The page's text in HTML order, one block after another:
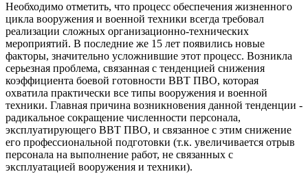
Необходимо отметить, что процесс обеспечения жизненного
цикла вооружения и военной техники всегда требовал
реализации сложных организационно-технических
мероприятий. В последние же 15 лет появились новые
факторы, значительно усложнившие этот процесс. Возникла
серьезная проблема, связанная с тенденцией снижения
коэффициента боевой готовности ВВТ ПВО, которая
охватила практически все типы вооружения и военной
техники. Главная причина возникновения данной тенденции -
радикальное сокращение численности персонала,
эксплуатирующего ВВТ ПВО, и связанное с этим снижение
его профессиональной подготовки (т.к. увеличивается отрыв
персонала на выполнение работ, не связанных с
эксплуатацией вооружения и техники).